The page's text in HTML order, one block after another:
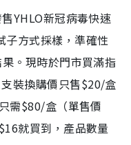
YHLO新冠病毒快速
子方式採樣，準確性
。現時於門市買滿指
裝換購價只售$20/盒
需$80/盒（單售價
就買到，產品數量